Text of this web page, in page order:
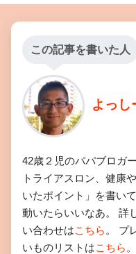
この記事を書いた人
よっし
42歳２児のパパブロガ
トライアスロン、健康
いたポイント」を書い
動いたらいいなあ。 詳
い合わせはこちら 。 プ
いものリストはこちら 。